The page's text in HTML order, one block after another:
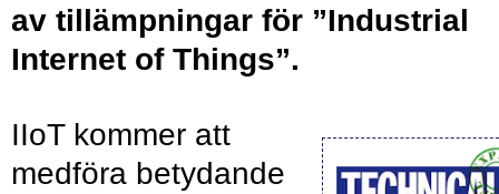
av tillämpningar för ”Industrial
Internet of Things”.
IIoT kommer att
medföra betydande